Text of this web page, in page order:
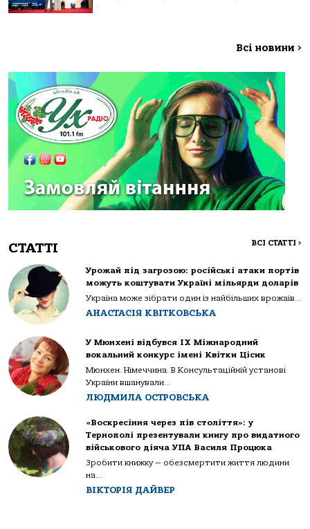
Всі новини >
СТАТТІ ВСІ СТАТТІ >
Урожай під загрозою: російські атаки портів
можуть коштувати Україні мільярди доларів
Україна може зібрати один із найбільших врожаїв...
АНАСТАСІЯ КВІТКОВСЬКА
У Мюнхені відбувся IX Міжнародний
вокальний конкурс імені Квітки Цісик
Мюнхен. Німеччина. В Консультаційній установі
України вшанували...
ЛЮДМИЛА ОСТРОВСЬКА
«Воскресіння через пів століття»: у
Тернополі презентували книгу про видатного
військового діяча УПА Василя Процюка
Зробити книжку — обезсмертити життя людини
на...
ВІКТОРІЯ ДАЙВЕР